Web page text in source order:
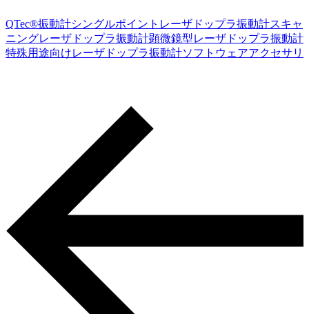
QTec®振動計シングルポイントレーザドップラ振動計スキャ
ニングレーザドップラ振動計顕微鏡型レーザドップラ振動計
特殊用途向けレーザドップラ振動計ソフトウェアアクセサリ